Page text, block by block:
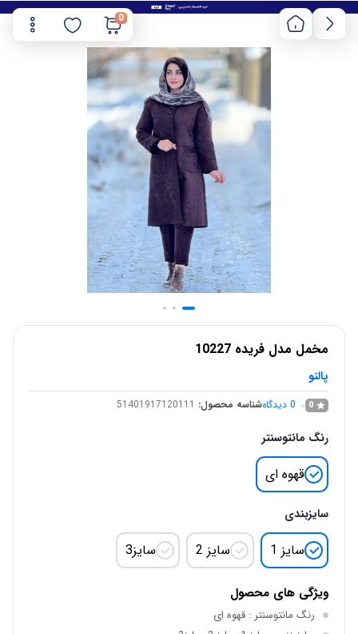
0
مخمل مدل فریده 10227
پالتو
0
0 دیدگاهشناسه محصول: 51401917120111
رنگ مانتوسنتر
قهوه ای
سایزبندی
سایز 1 سایز 2 سایز3
ویژگی های محصول
رنگ مانتوسنتر : قهوه ای